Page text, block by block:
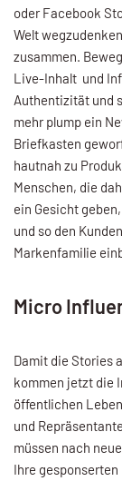
oder Facebook
Welt
zusammen.
Live-Inhalt und
Authentizität und
mehr plump ein
Briefkasten
hautnah zu
Menschen, die
ein Gesicht
und so den
Markenfamilie
Micro
Damit die Stories
kommen jetzt die
öffentlichen
und
müssen nach
Ihre